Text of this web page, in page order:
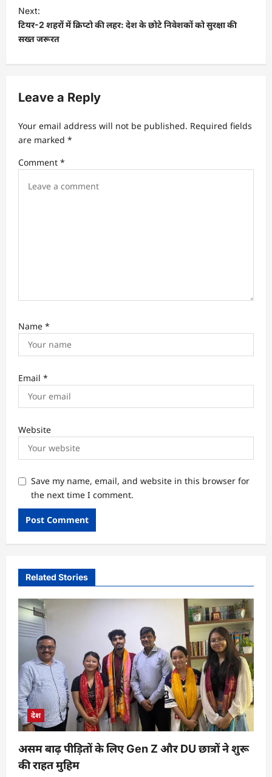
t
n
a
v
g
a
t
i
Next:
टियर-2 शहरों में क्रिप्टो की लहर: देश के छोटे निवेशकों को सुरक्षा की
सख्त जरूरत
Leave a Reply
Your email address will not be published. Required fields
are marked *
Comment *
Name *
Email *
Website
Save my name, email, and website in this browser for
the next time I comment.
Related Stories
देश
असम बाढ़ पीड़ितों के लिए Gen Z और DU छात्रों ने शुरू
की राहत मुहिम